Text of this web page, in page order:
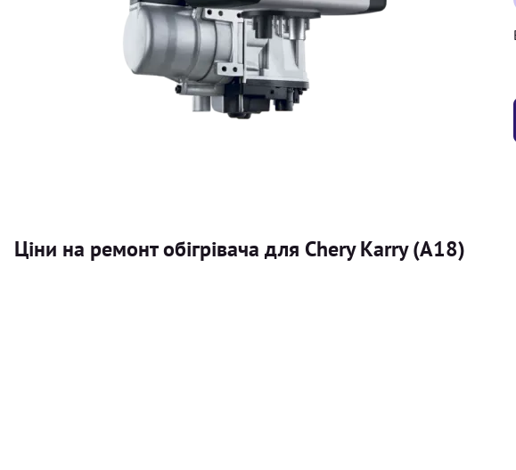
Ціни на ремонт обігрівача для Chery Karry (A18)